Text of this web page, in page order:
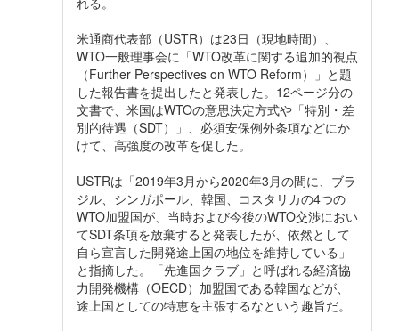
米通商代表部（USTR）は23日（現地時間）、
WTO一般理事会に「WTO改革に関する追加的視点
（Further Perspectives on WTO Reform）」と題
した報告書を提出したと発表した。12ページ分の
文書で、米国はWTOの意思決定方式や「特別・差
別的待遇（SDT）」、必須安保例外条項などにか
けて、高強度の改革を促した。
USTRは「2019年3月から2020年3月の間に、ブラ
ジル、シンガポール、韓国、コスタリカの4つの
WTO加盟国が、当時および今後のWTO交渉におい
てSDT条項を放棄すると発表したが、依然として
自ら宣言した開発途上国の地位を維持している」
と指摘した。「先進国クラブ」と呼ばれる経済協
力開発機構（OECD）加盟国である韓国などが、
途上国としての特恵を主張するなという趣旨だ。